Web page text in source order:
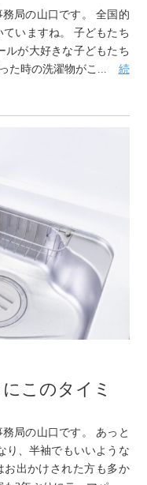
局の山口です。 全国的
いますね。 子どもたち
ルが大好きな子どもたち
た時の洗濯物がこ... 続
このタイミ
局の山口です。 あっと
り、半袖でもいいような
お出かけされた方も多か